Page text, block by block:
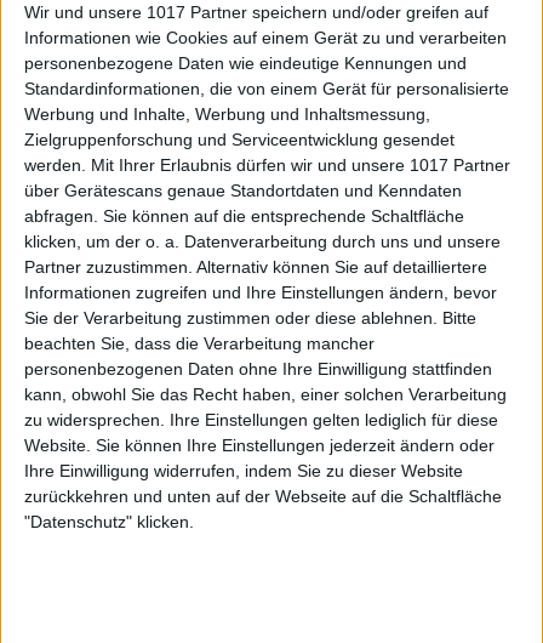
Wir und unsere 1017 Partner speichern und/oder greifen auf
Informationen wie Cookies auf einem Gerät zu und verarbeiten
personenbezogene Daten wie eindeutige Kennungen und
Standardinformationen, die von einem Gerät für personalisierte
Werbung und Inhalte, Werbung und Inhaltsmessung,
Zielgruppenforschung und Serviceentwicklung gesendet
werden.
Mit Ihrer Erlaubnis dürfen wir und unsere 1017 Partner
über Gerätescans genaue Standortdaten und Kenndaten
abfragen. Sie können auf die entsprechende Schaltfläche
klicken, um der o. a. Datenverarbeitung durch uns und unsere
Partner zuzustimmen. Alternativ können Sie auf detailliertere
Informationen zugreifen und Ihre Einstellungen ändern, bevor
Sie der Verarbeitung zustimmen oder diese ablehnen.
Bitte
beachten Sie, dass die Verarbeitung mancher
personenbezogenen Daten ohne Ihre Einwilligung stattfinden
kann, obwohl Sie das Recht haben, einer solchen Verarbeitung
zu widersprechen. Ihre Einstellungen gelten lediglich für diese
Website. Sie können Ihre Einstellungen jederzeit ändern oder
Ihre Einwilligung widerrufen, indem Sie zu dieser Website
zurückkehren und unten auf der Webseite auf die Schaltfläche
"Datenschutz" klicken.